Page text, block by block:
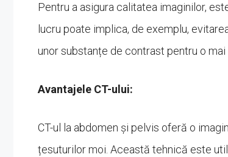
Pentru a asigura calitatea imaginilor,
lucru poate implica, de exemplu,
unor substanțe de contrast pentru o mai
Avantajele CT-ului:
CT-ul la abdomen și pelvis oferă o
țesuturilor moi. Această tehnică este